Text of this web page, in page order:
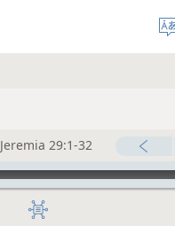
Jeremia 29:1-32